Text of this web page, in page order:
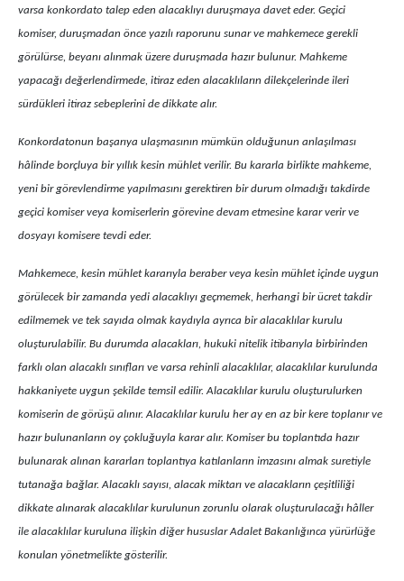
varsa konkordato talep eden alacaklıyı duruşmaya davet eder. Geçici
komiser, duruşmadan önce yazılı raporunu sunar ve mahkemece gerekli
görülürse, beyanı alınmak üzere duruşmada hazır bulunur. Mahkeme
yapacağı değerlendirmede, itiraz eden alacaklıların dilekçelerinde ileri
sürdükleri itiraz sebeplerini de dikkate alır.
Konkordatonun başarıya ulaşmasının mümkün olduğunun anlaşılması
hâlinde borçluya bir yıllık kesin mühlet verilir. Bu kararla birlikte mahkeme,
yeni bir görevlendirme yapılmasını gerektiren bir durum olmadığı takdirde
geçici komiser veya komiserlerin görevine devam etmesine karar verir ve
dosyayı komisere tevdi eder.
Mahkemece, kesin mühlet kararıyla beraber veya kesin mühlet içinde uygun
görülecek bir zamanda yedi alacaklıyı geçmemek, herhangi bir ücret takdir
edilmemek ve tek sayıda olmak kaydıyla ayrıca bir alacaklılar kurulu
oluşturulabilir. Bu durumda alacakları, hukuki nitelik itibarıyla birbirinden
farklı olan alacaklı sınıfları ve varsa rehinli alacaklılar, alacaklılar kurulunda
hakkaniyete uygun şekilde temsil edilir. Alacaklılar kurulu oluşturulurken
komiserin de görüşü alınır. Alacaklılar kurulu her ay en az bir kere toplanır ve
hazır bulunanların oy çokluğuyla karar alır. Komiser bu toplantıda hazır
bulunarak alınan kararları toplantıya katılanların imzasını almak suretiyle
tutanağa bağlar. Alacaklı sayısı, alacak miktarı ve alacakların çeşitliliği
dikkate alınarak alacaklılar kurulunun zorunlu olarak oluşturulacağı hâller
ile alacaklılar kuruluna ilişkin diğer hususlar Adalet Bakanlığınca yürürlüğe
konulan yönetmelikte gösterilir.